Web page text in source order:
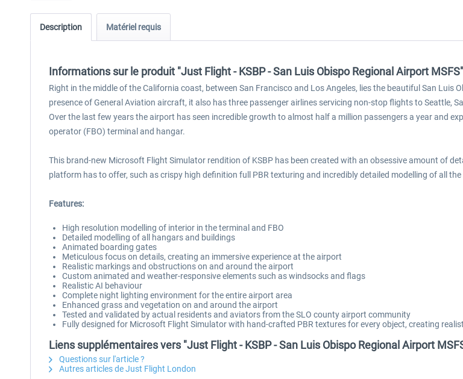
Description Matériel requis
Informations sur le produit "Just Flight - KSBP - San Luis Obispo Regional Airport MSFS"
Right in the middle of the California coast, between San Francisco and Los Angeles, lies the beautiful San Luis
presence of General Aviation aircraft, it also has three passenger airlines servicing non-stop flights to Seattle,
Over the last few years the airport has seen incredible growth to almost half a million passengers a year and
operator (FBO) terminal and hangar.
This brand-new Microsoft Flight Simulator rendition of KSBP has been created with an obsessive amount of
platform has to offer, such as crispy high definition full PBR texturing and incredibly detailed modelling of all
Features:
High resolution modelling of interior in the terminal and FBO
Detailed modelling of all hangars and buildings
Animated boarding gates
Meticulous focus on details, creating an immersive experience at the airport
Realistic markings and obstructions on and around the airport
Custom animated and weather-responsive elements such as windsocks and flags
Realistic AI behaviour
Complete night lighting environment for the entire airport area
Enhanced grass and vegetation on and around the airport
Tested and validated by actual residents and aviators from the SLO county airport community
Fully designed for Microsoft Flight Simulator with hand-crafted PBR textures for every object, creating
Liens supplémentaires vers "Just Flight - KSBP - San Luis Obispo Regional Airport
Questions sur l'article ?
Autres articles de Just Flight London